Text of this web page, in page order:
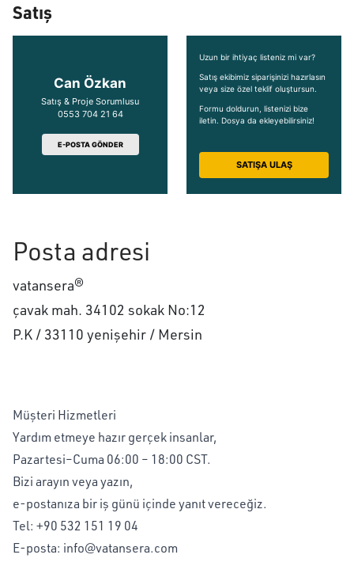
Satış
Can Özkan
Satış & Proje Sorumlusu
0553 704 21 64
E-POSTA GÖNDER
Uzun bir ihtiyaç listeniz mi var?
Satış ekibimiz siparişinizi hazırlasın
veya size özel teklif oluştursun.
Formu doldurun, listenizi bize
iletin. Dosya da ekleyebilirsiniz!
SATIŞA ULAŞ
Posta adresi
vatansera®
çavak mah. 34102 sokak No:12
P.K / 33110 yenişehir / Mersin
Müşteri Hizmetleri
Yardım etmeye hazır gerçek insanlar,
Pazartesi–Cuma 06:00 – 18:00 CST.
Bizi arayın veya yazın,
e-postanıza bir iş günü içinde yanıt vereceğiz.
Tel: +90 532 151 19 04
E-posta: info@vatansera.com